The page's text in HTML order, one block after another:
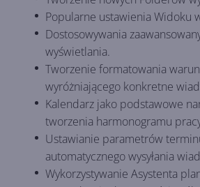
Popularne ustawienia Widoku
Dostosowywania
wyświetlania.
Tworzenie formatowania
wyróżniającego konkretne
Kalendarz jako podstawowe
tworzenia harmonogramu
Ustawianie parametrów
automatycznego wysyłania
Wykorzystywanie Asystenta